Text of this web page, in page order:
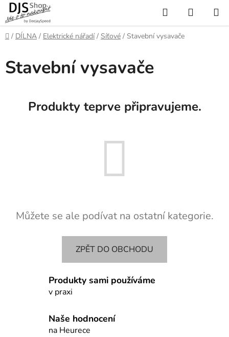
Přejít
na
obsah
Hledat
KOŠÍK
Domů
/ DÍLNA / Elektrické nářadí / Síťové / Stavební vysavače
Stavební vysavače
Produkty teprve připravujeme.
Můžete se ale podívat na ostatní kategorie.
ZPĚT DO OBCHODU
Produkty sami používáme
v praxi
Naše hodnocení
na Heurece